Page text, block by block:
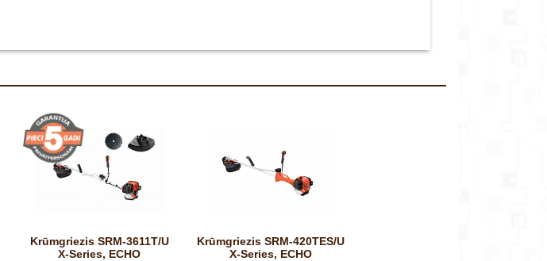
Krūmgriezis SRM-3611T/U
X-Series, ECHO
Krūmgriezis SRM-420TES/U
X-Series, ECHO